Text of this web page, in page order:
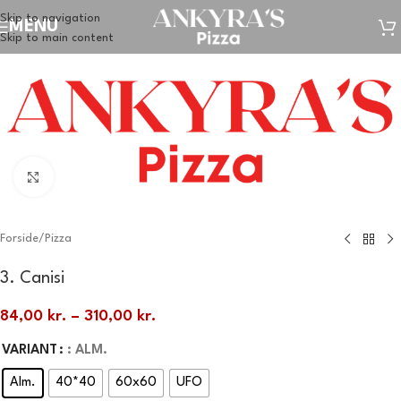
Skip to navigation
Skip to main content
MENU
Forside/ Pizza
3. Canisi
84,00 kr. – 310,00 kr.
VARIANT : ALM.
Alm. 40*40 60x60 UFO